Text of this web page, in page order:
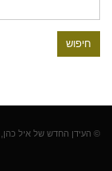
© העידן החדש של איל כהן,